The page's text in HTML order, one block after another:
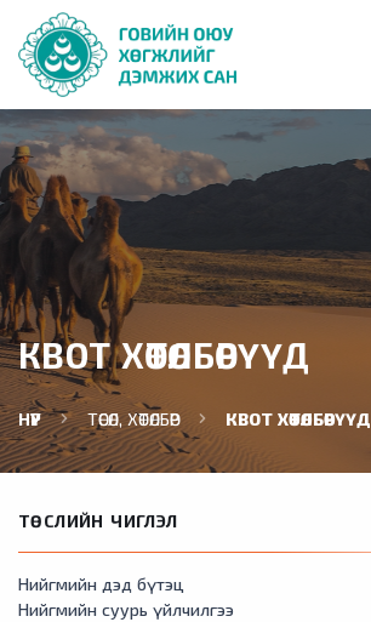
КВОТ ХӨТӨЛБӨРҮҮД
НҮҮР ТӨСӨЛ, ХӨТӨЛБӨР КВОТ ХӨТӨЛБӨРҮҮД
ТӨСЛИЙН ЧИГЛЭЛ
Нийгмийн дэд бүтэц
Нийгмийн суурь үйлчилгээ